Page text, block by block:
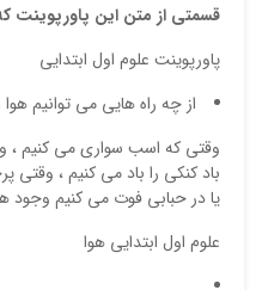
قسمتی از متن این
پاورپوینت علوم اول ابتدایی
از چه راه هایی می توانیم
وقتی که اسب سواری می کنیم ،
باد کنکی را باد می کنیم ،
یا در حبابی فوت می کنیم وجود
علوم اول ابتدایی هوا